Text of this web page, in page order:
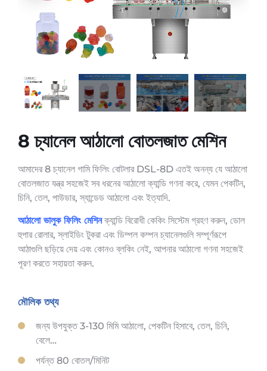
8 চ্যানেল আঠালো বোতলজাত মেশিন
আমাদের 8 চ্যানেল গামি ফিলিং বোটলার DSL-8D এতই অনন্য যে আঠালো
বোতলজাত যন্ত্র সহজেই সব ধরনের আঠালো ক্যান্ডি গণনা করে, যেমন পেকটিন,
চিনি, তেল, পাউডার, স্যান্ডেড আঠালো এবং ইত্যাদি.
আঠালো ভালুক ফিলিং মেশিনক্যান্ডি বিরোধী কেকিং সিস্টেম গ্রহণ করুন, ডোল
হুপার রোলার, স্লাইডিং টুকরা এবং ডিম্পল কম্পন চ্যানেলগুলি সম্পূর্ণরূপে
আঠাগুলি ছড়িয়ে দেয় এবং কোনও ব্লকিং নেই, আপনার আঠালো গণনা সহজেই
পূরণ করতে সহায়তা করুন.
মৌলিক তথ্য
জন্য উপযুক্ত 3-130 মিমি আঠালো, পেকটিন হিসাবে, তেল, চিনি,
বেলে…
পর্যন্ত 80 বোতল/মিনিট